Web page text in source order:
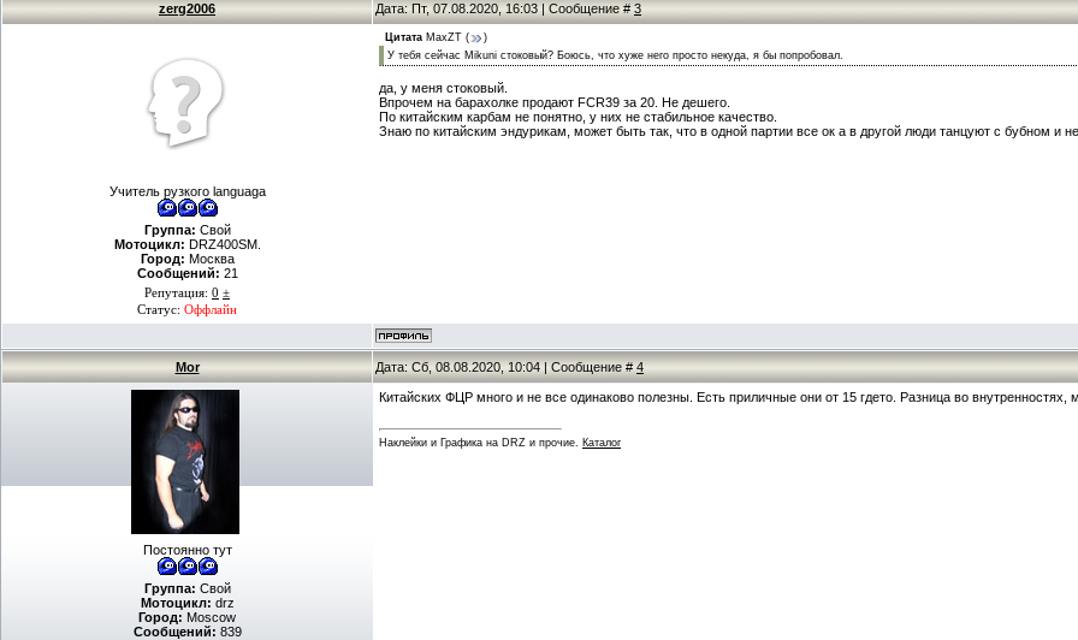
zerg2006 Дата: Пт, 07.08.2020, 16:03 | Сообщение # 3
Учитель рузкого languagа
Группа: Свой
Мотоцикл: DRZ400SM.
Город: Москва
Сообщений: 21
Репутация: 0 ±
Статус: Оффлайн
Цитата MaxZT (
)
У тебя сейчас Mikuni стоковый? Боюсь, что хуже него просто некуда, я бы попробовал.
да, у меня стоковый.
Впрочем на барахолке продают FCR39 за 20. Не дешего.
По китайским карбам не понятно, у них не стабильное качество.
Знаю по китайским эндурикам, может быть так, что в одной партии все ок а в другой люди танцуют с бубном и
Mor Дата: Сб, 08.08.2020, 10:04 | Сообщение # 4
Постоянно тут
Группа: Свой
Мотоцикл: drz
Город: Moscow
Сообщений: 839
Китайских ФЦР много и не все одинаково полезны. Есть приличные они от 15 гдето. Разница во внутренностях,
Наклейки и Графика на DRZ и прочие. Каталог